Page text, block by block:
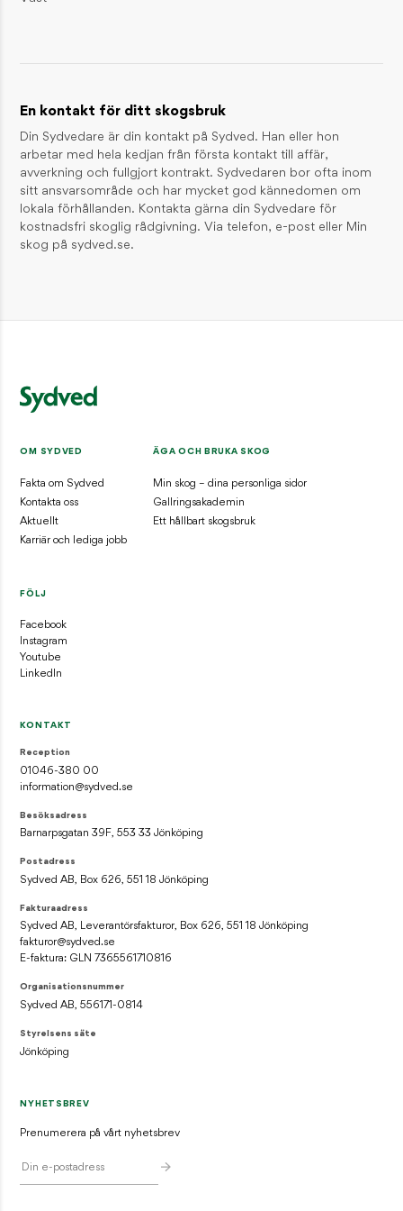
KONTAKT
Reception
01046-380 00
information@sydved.se
Barnarpsgatan 39F, 553 33 Jönköping
Styrelsens säte
En kontakt för ditt skogsbruk
Din Sydvedare är din kontakt på Sydved. Han eller hon
arbetar med hela kedjan från första kontakt till affär,
avverkning och fullgjort kontrakt. Sydvedaren bor ofta inom
sitt ansvarsområde och har mycket god kännedomen om
lokala förhållanden. Kontakta gärna din Sydvedare för
kostnadsfri skoglig rådgivning. Via telefon, e-post eller Min
skog på sydved.se.
OM SYDVED
Fakta om Sydved
Kontakta oss
Aktuellt
Karriär och lediga jobb
ÄGA OCH BRUKA SKOG
Min skog – dina personliga sidor
Gallringsakademin
Ett hållbart skogsbruk
FÖLJ
Facebook
Instagram
Youtube
LinkedIn
KONTAKT
Reception
01046-380 00
information@sydved.se
Besöksadress
Barnarpsgatan 39F, 553 33 Jönköping
Postadress
Sydved AB, Box 626, 551 18 Jönköping
Fakturaadress
Sydved AB, Leverantörsfakturor, Box 626, 551 18 Jönköping
fakturor@sydved.se
E-faktura: GLN 7365561710816
Organisationsnummer
Sydved AB, 556171-0814
Styrelsens säte
Jönköping
NYHETSBREV
Prenumerera på vårt nyhetsbrev